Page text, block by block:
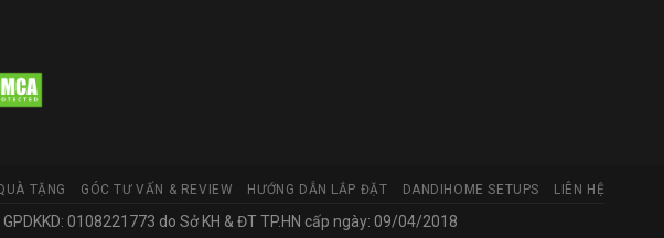
TẶNG GÓC TƯ VẤN & REVIEW HƯỚNG DẪN LẮP ĐẶT DANDIHOME SETUPS LIÊN HỆ
0108221773 do Sở KH & ĐT TP.HN cấp ngày: 09/04/2018